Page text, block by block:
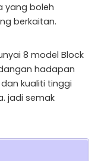
yang boleh
berkaitan.
8 model Block
hadapan
kualiti tinggi
jadi semak